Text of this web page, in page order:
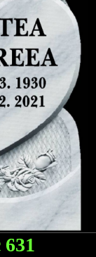
631